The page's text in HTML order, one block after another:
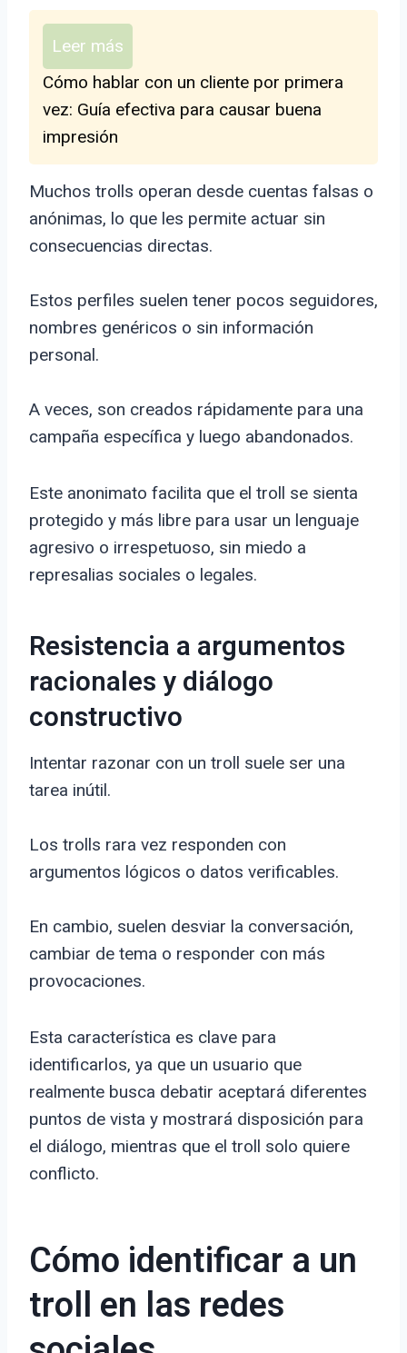
Leer más
Cómo hablar con un cliente por primera
vez: Guía efectiva para causar buena
impresión
Muchos trolls operan desde cuentas falsas o
anónimas, lo que les permite actuar sin
consecuencias directas.
Estos perfiles suelen tener pocos seguidores,
nombres genéricos o sin información
personal.
A veces, son creados rápidamente para una
campaña específica y luego abandonados.
Este anonimato facilita que el troll se sienta
protegido y más libre para usar un lenguaje
agresivo o irrespetuoso, sin miedo a
represalias sociales o legales.
Resistencia a argumentos
racionales y diálogo
constructivo
Intentar razonar con un troll suele ser una
tarea inútil.
Los trolls rara vez responden con
argumentos lógicos o datos verificables.
En cambio, suelen desviar la conversación,
cambiar de tema o responder con más
provocaciones.
Esta característica es clave para
identificarlos, ya que un usuario que
realmente busca debatir aceptará diferentes
puntos de vista y mostrará disposición para
el diálogo, mientras que el troll solo quiere
conflicto.
Cómo identificar a un
troll en las redes